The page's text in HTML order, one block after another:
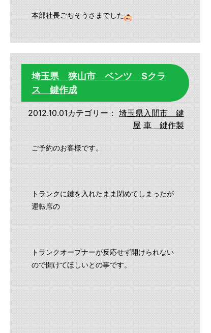
本部社長ごちそうさまでした
埼玉県 狭山市 ベンツ Sクラ
ス 鍵作成
2012.10.01カテゴリー： 埼玉県入間市 鍵
屋 車 鍵作製
ご予約のお客様です。
トランクに鍵を入れたまま閉めてしまったが
運転席の
トランクオープナーが反応せず開けられない
ので開けてほしいとの事です。